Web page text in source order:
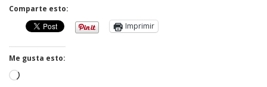
Comparte esto:
Imprimir
Me gusta esto:
Cargando...